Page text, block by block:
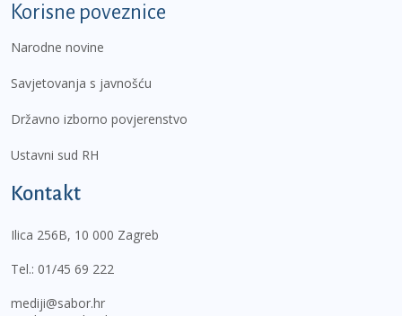
Korisne poveznice
Narodne novine
Savjetovanja s javnošću
Državno izborno povjerenstvo
Ustavni sud RH
Kontakt
Ilica 256B, 10 000 Zagreb
Tel.: 01/45 69 222
mediji@sabor.hr